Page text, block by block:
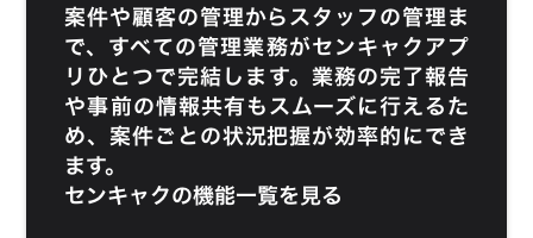
案件や顧客の管理からスタッフの管理ま
で、すべての管理業務がセンキャクアプ
リひとつで完結します。業務の完了報告
や事前の情報共有もスムーズに行えるた
め、案件ごとの状況把握が効率的にでき
ます。
センキャクの機能一覧を見る